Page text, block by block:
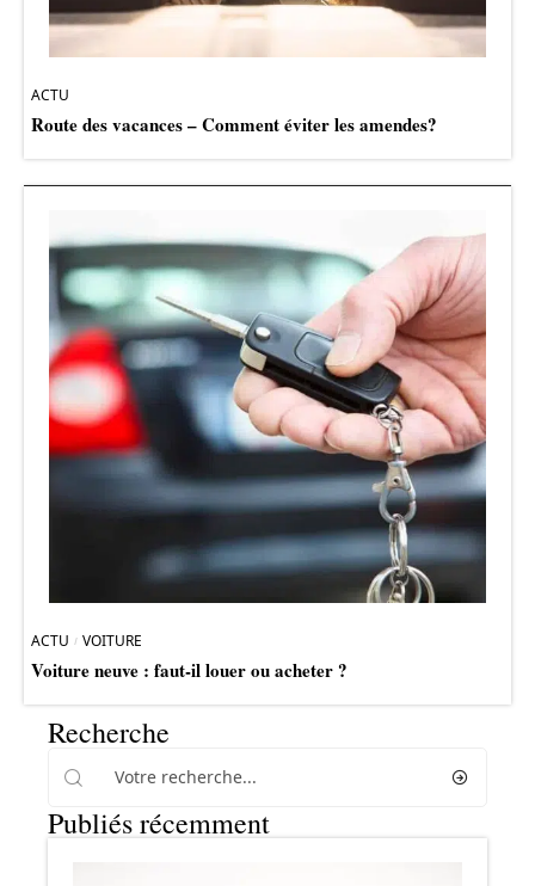
ACTU
Route des vacances – Comment éviter les amendes?
ACTU VOITURE
Voiture neuve : faut-il louer ou acheter ?
Recherche
Publiés récemment